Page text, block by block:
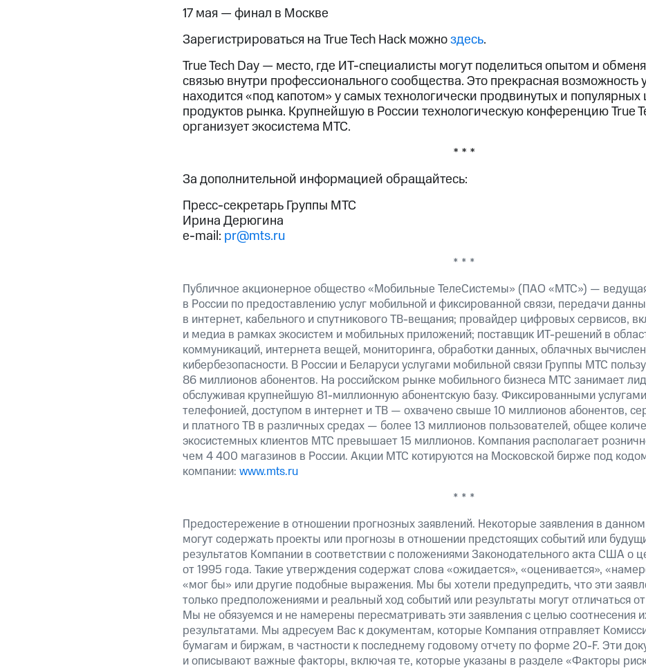
17 мая — финал в Москве
Зарегистрироваться на True Tech Hack можноздесь.
True Tech Day — место, где ИТ-специалисты могут поделиться опытом и
связью внутри профессионального сообщества. Это прекрасная возможность
находится «под капотом» у самых технологически продвинутых и
продуктов рынка. Крупнейшую в России технологическую конференцию True
организует экосистема МТС.
* * *
За дополнительной информацией обращайтесь:
Пресс-секретарь Группы МТС
Ирина Дерюгина
e-mail: pr@mts.ru
* * *
Публичное акционерное общество «Мобильные ТелеСистемы» (ПАО «МТС») —
в России по предоставлению услуг мобильной и фиксированной связи, передачи
в интернет, кабельного и спутникового ТВ-вещания; провайдер цифровых сервисов,
и медиа в рамках экосистем и мобильных приложений; поставщик ИТ-решений в
коммуникаций, интернета вещей, мониторинга, обработки данных, облачных
кибербезопасности. В России и Беларуси услугами мобильной связи Группы МТС
86 миллионов абонентов. На российском рынке мобильного бизнеса МТС занимает
обслуживая крупнейшую 81-миллионную абонентскую базу. Фиксированными
телефонией, доступом в интернет и ТВ — охвачено свыше 10 миллионов абонентов,
и платного ТВ в различных средах — более 13 миллионов пользователей, общее
экосистемных клиентов МТС превышает 15 миллионов. Компания располагает
чем 4 400 магазинов в России. Акции МТС котируются на Московской бирже под
компании: www.mts.ru
* * *
Предостережение в отношении прогнозных заявлений. Некоторые заявления в
могут содержать проекты или прогнозы в отношении предстоящих событий или
результатов Компании в соответствии с положениями Законодательного акта США о
от 1995 года. Такие утверждения содержат слова «ожидается», «оценивается»,
«мог бы» или другие подобные выражения. Мы бы хотели предупредить, что эти
только предположениями и реальный ход событий или результаты могут отличаться
Мы не обязуемся и не намерены пересматривать эти заявления с целью соотнесения
результатами. Мы адресуем Вас к документам, которые Компания отправляет
бумагам и биржам, в частности к последнему годовому отчету по форме 20-F. Эти
и описывают важные факторы, включая те, которые указаны в разделе «Факторы